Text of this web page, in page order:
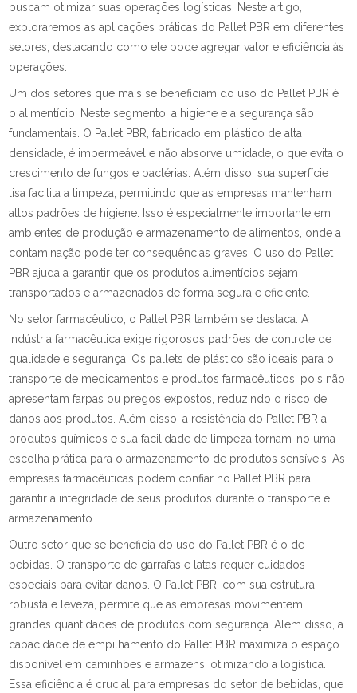
buscam otimizar suas operações logísticas. Neste artigo,
exploraremos as aplicações práticas do Pallet PBR em diferentes
setores, destacando como ele pode agregar valor e eficiência às
operações.
Um dos setores que mais se beneficiam do uso do Pallet PBR é
o alimentício. Neste segmento, a higiene e a segurança são
fundamentais. O Pallet PBR, fabricado em plástico de alta
densidade, é impermeável e não absorve umidade, o que evita o
crescimento de fungos e bactérias. Além disso, sua superfície
lisa facilita a limpeza, permitindo que as empresas mantenham
altos padrões de higiene. Isso é especialmente importante em
ambientes de produção e armazenamento de alimentos, onde a
contaminação pode ter consequências graves. O uso do Pallet
PBR ajuda a garantir que os produtos alimentícios sejam
transportados e armazenados de forma segura e eficiente.
No setor farmacêutico, o Pallet PBR também se destaca. A
indústria farmacêutica exige rigorosos padrões de controle de
qualidade e segurança. Os pallets de plástico são ideais para o
transporte de medicamentos e produtos farmacêuticos, pois não
apresentam farpas ou pregos expostos, reduzindo o risco de
danos aos produtos. Além disso, a resistência do Pallet PBR a
produtos químicos e sua facilidade de limpeza tornam-no uma
escolha prática para o armazenamento de produtos sensíveis. As
empresas farmacêuticas podem confiar no Pallet PBR para
garantir a integridade de seus produtos durante o transporte e
armazenamento.
Outro setor que se beneficia do uso do Pallet PBR é o de
bebidas. O transporte de garrafas e latas requer cuidados
especiais para evitar danos. O Pallet PBR, com sua estrutura
robusta e leveza, permite que as empresas movimentem
grandes quantidades de produtos com segurança. Além disso, a
capacidade de empilhamento do Pallet PBR maximiza o espaço
disponível em caminhões e armazéns, otimizando a logística.
Essa eficiência é crucial para empresas do setor de bebidas, que